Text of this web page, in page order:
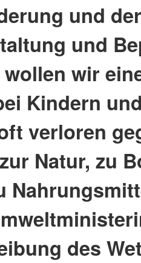
und
und
wir
Kindern
verloren
Natur, zu
des